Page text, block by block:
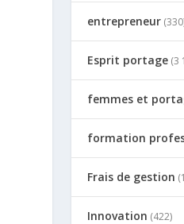
entrepreneur
Esprit portage (3
femmes et
formation
Frais de gestion
Innovation (422)